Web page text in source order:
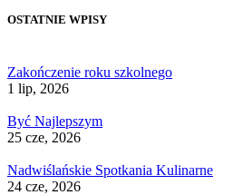
OSTATNIE WPISY
Zakończenie roku szkolnego
1 lip, 2026
Być Najlepszym
25 cze, 2026
Nadwiślańskie Spotkania Kulinarne
24 cze, 2026